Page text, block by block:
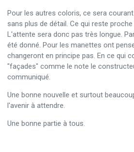
Pour les autres coloris, ce sera
sans plus de détail. Ce qui reste
L'attente sera donc pas très longue.
été donné. Pour les manettes ont
changeront en principe pas. En ce qui
"façades" comme le note le
communiqué.
Une bonne nouvelle et surtout
l'avenir à attendre.
Une bonne partie à tous.